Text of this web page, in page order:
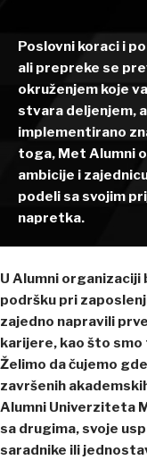
Poslovni koraci i
ali prepreke se
okruženjem koje
stvara deljenjem,
implementirano
toga, Met Alumni
ambicije i
podeli sa svojim
napretka.
U Alumni
podršku pri
zajedno napravili
karijere, kao što smo
Želimo da čujemo
završenih
Alumni Univerziteta
sa drugima, svoje
saradnike ili